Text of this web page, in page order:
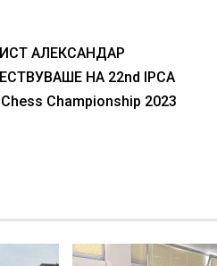
АЛЕКСАНДАР
НА 22nd IPCA
Championship 2023